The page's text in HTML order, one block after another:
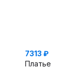
7313 ₽
Платье